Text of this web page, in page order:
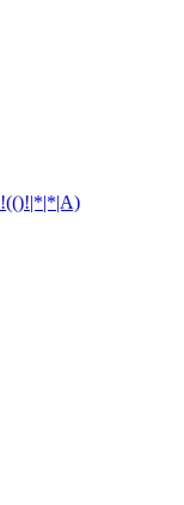
!(()!|*|*|A)